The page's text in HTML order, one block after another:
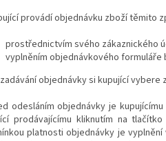
provádí objednávku zboží těmito
prostřednictvím svého zákaznického
vyplněním objednávkového formuláře
objednávky si kupující
odesláním objednávky je
prodávajícímu kliknutím na
platnosti objednávky je